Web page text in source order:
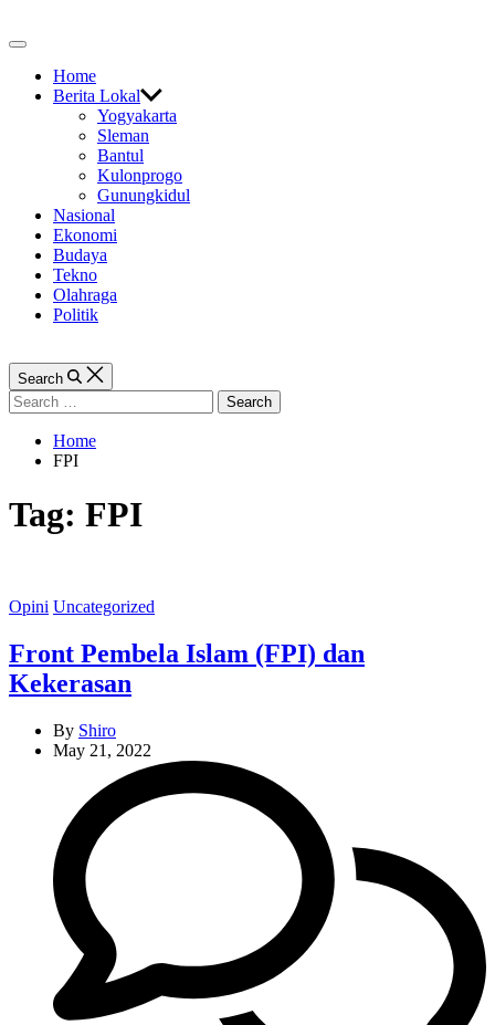
to
Off
CanvasHome
Berita Lokal
Yogyakarta
Sleman
Bantul
Kulonprogo
Gunungkidul
Nasional
Ekonomi
Budaya
Tekno
Olahraga
Politik
Search
Search
for:
Home
FPI
Tag: FPI
Categories
Opini Uncategorized
Front Pembela Islam (FPI) dan
Kekerasan
By Shiro
May 21, 2022